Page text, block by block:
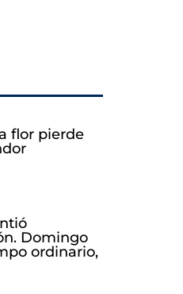
flor pierde
Domingo
ordinario,